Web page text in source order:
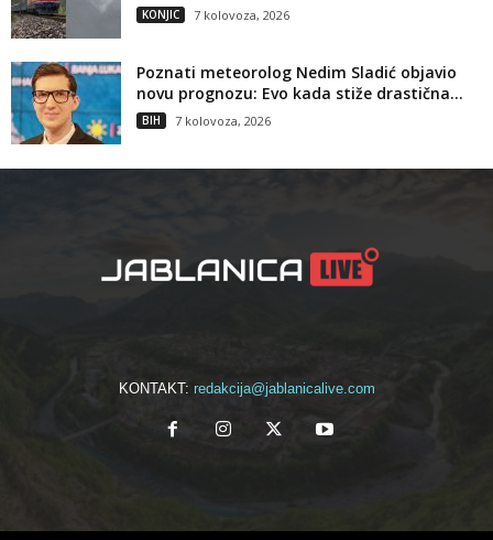
KONJIC 7 kolovoza, 2026
Poznati meteorolog Nedim Sladić objavio
novu prognozu: Evo kada stiže drastična...
BIH 7 kolovoza, 2026
KONTAKT: redakcija@jablanicalive.com